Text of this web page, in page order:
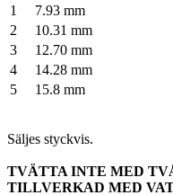
1
7.93 mm
2
10.31 mm
3
12.70 mm
4
14.28 mm
5
15.8 mm
Säljes styckvis.
TVÄTTA INTE MED
TILLVERKAD MED